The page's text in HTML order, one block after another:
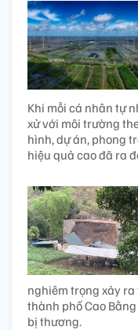
Khi mỗi cá nhân tự
xử với môi trường
hình, dự án, phong
hiệu quả cao đã ra
nghiêm trọng xảy
thành phố Cao
bị thương.